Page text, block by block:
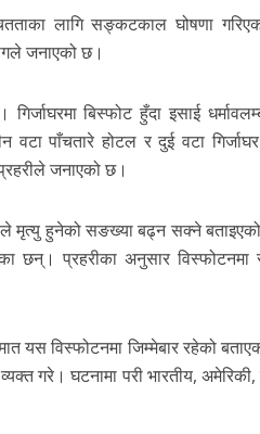
लागि सङ्कटकाल घोषणा
जनाएको छ।
बिस्फोट हुँदा इसाई
वटा पाँचतारे होटल र दुई वटा
जनाएको छ।
मृत्यु हुनेको सङख्या बढ्न सक्ने
छन्। प्रहरीका अनुसार
यस विस्फोटनमा जिम्मेबार रहेको
गरे। घटनामा परी भारतीय,